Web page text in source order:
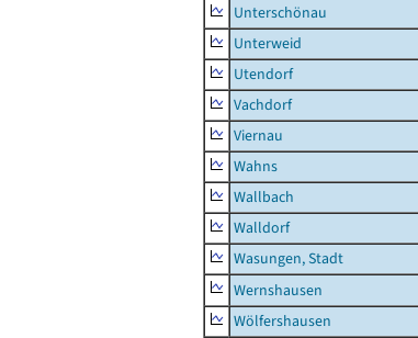
Unterschönau
Unterweid
Utendorf
Vachdorf
Viernau
Wahns
Wallbach
Walldorf
Wasungen, Stadt
Wernshausen
Wölfershausen